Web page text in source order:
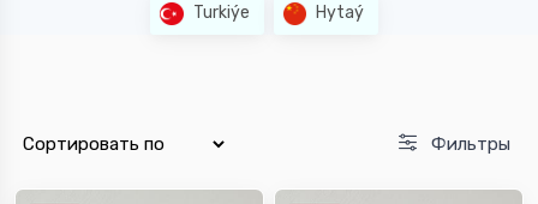
Turkiýe Hytaý
Фильтры